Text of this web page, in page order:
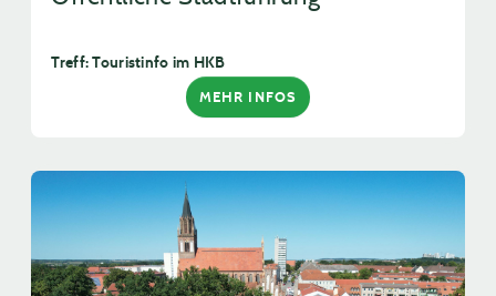
Treff: Touristinfo im HKB
MEHR INFOS